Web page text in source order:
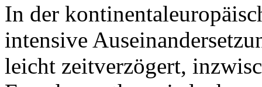
In der
intensive
leicht zeitverzögert,